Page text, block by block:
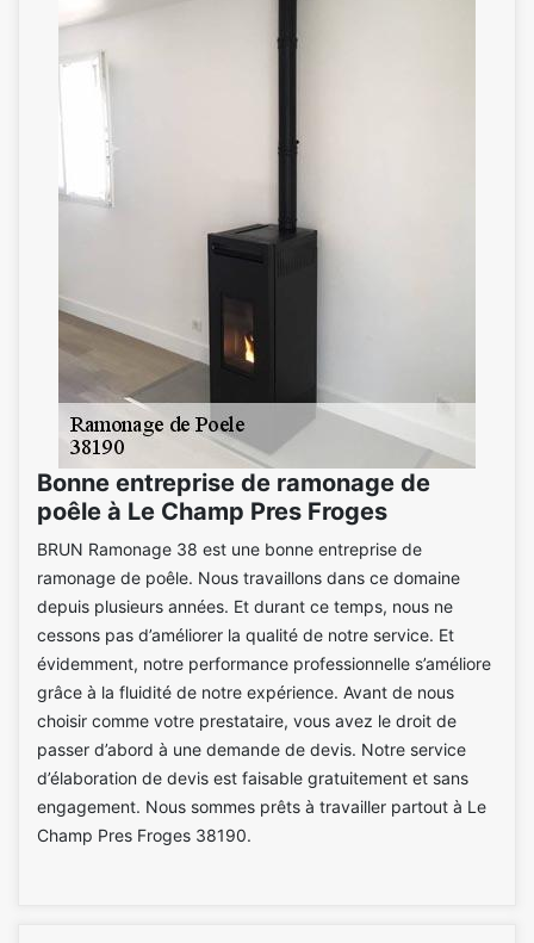
Bonne entreprise de ramonage de
poêle à Le Champ Pres Froges
BRUN Ramonage 38 est une bonne entreprise de
ramonage de poêle. Nous travaillons dans ce domaine
depuis plusieurs années. Et durant ce temps, nous ne
cessons pas d’améliorer la qualité de notre service. Et
évidemment, notre performance professionnelle s’améliore
grâce à la fluidité de notre expérience. Avant de nous
choisir comme votre prestataire, vous avez le droit de
passer d’abord à une demande de devis. Notre service
d’élaboration de devis est faisable gratuitement et sans
engagement. Nous sommes prêts à travailler partout à Le
Champ Pres Froges 38190.